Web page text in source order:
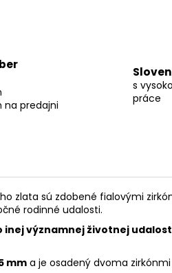
predajni
s
práce
zlata sú zdobené fialovými
rodinné udalosti.
významnej životnej
mm a je osadený dvoma